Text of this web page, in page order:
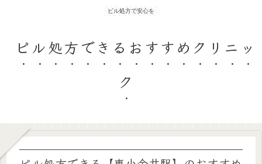
ピル処方で安心を
ピル処方できるおすすめクリニッ
ク